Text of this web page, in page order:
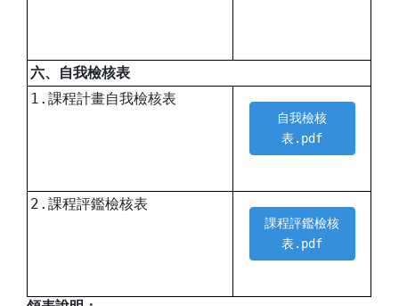
六、自我檢核表
1.課程計畫自我檢核表
自我檢核
表.pdf
2.課程評鑑檢核表
課程評鑑檢核
表.pdf